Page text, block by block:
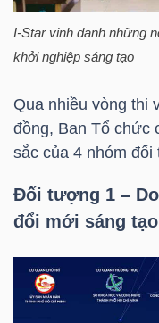
I-Star vinh danh những
khởi nghiệp sáng tạo
Qua nhiều vòng thi
đồng, Ban Tổ chức
sắc của 4 nhóm
Đối tượng 1 –
đổi mới sáng tạo
CHÍNH
CÁ
NHÂN
PHÂN
VIETSTOCKFINANCE
VĨ